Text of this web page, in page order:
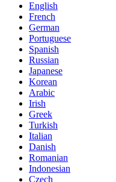
English
French
German
Portuguese
Spanish
Russian
Japanese
Korean
Arabic
Irish
Greek
Turkish
Italian
Danish
Romanian
Indonesian
Czech